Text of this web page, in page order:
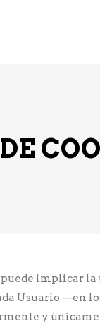
puede implicar
Usuario —en
y